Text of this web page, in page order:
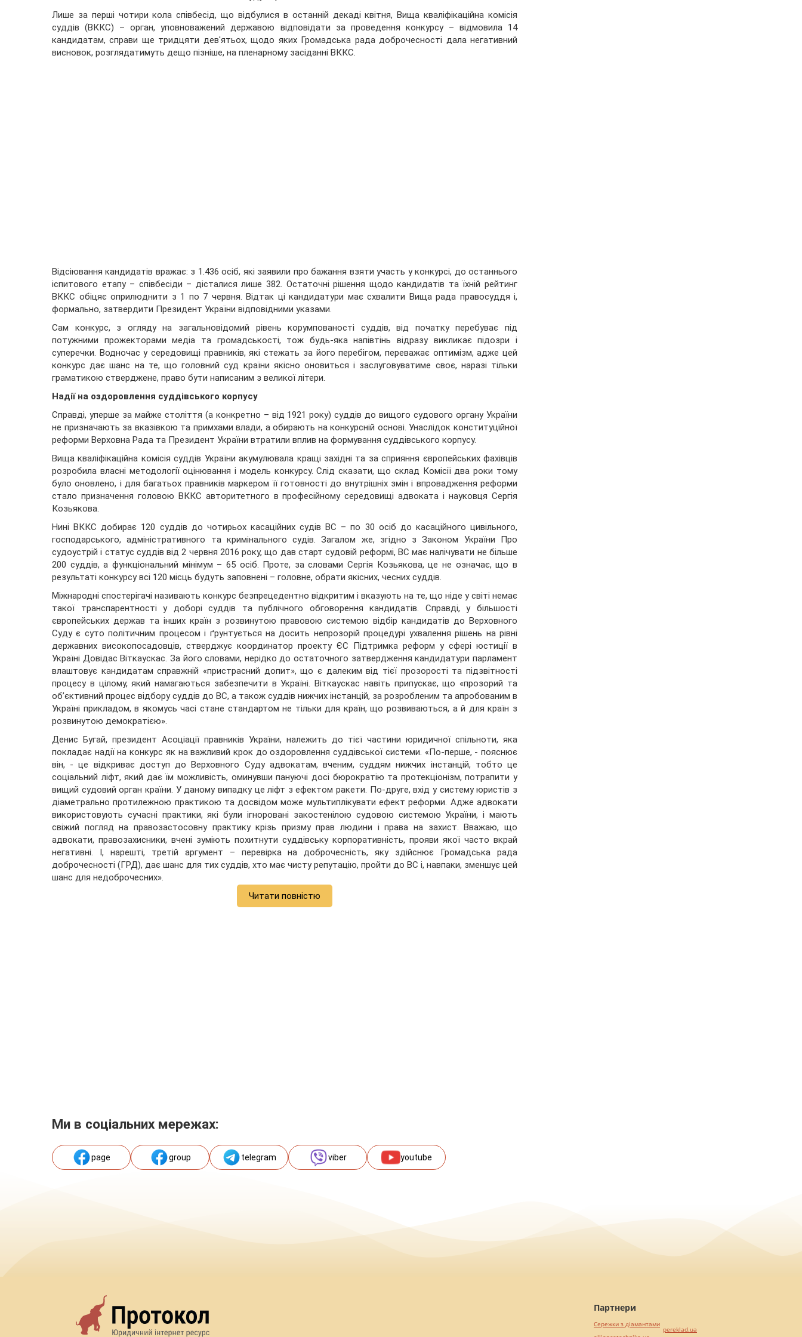
Лише за перші чотири кола співбесід, що відбулися в останній декаді квітня, Вища кваліфікаційна комісія
суддів (ВККС) – орган, уповноважений державою відповідати за проведення конкурсу – відмовила 14
кандидатам, справи ще тридцяти дев'ятьох, щодо яких Громадська рада доброчесності дала негативний
висновок, розглядатимуть дещо пізніше, на пленарному засіданні ВККС.
Відсіювання кандидатів вражає: з 1.436 осіб, які заявили про бажання взяти участь у конкурсі, до останнього
іспитового етапу – співбесіди – дісталися лише 382. Остаточні рішення щодо кандидатів та їхній рейтинг
ВККС обіцяє оприлюднити з 1 по 7 червня. Відтак ці кандидатури має схвалити Вища рада правосуддя і,
формально, затвердити Президент України відповідними указами.
Сам конкурс, з огляду на загальновідомий рівень корумпованості суддів, від початку перебуває під
потужними прожекторами медіа та громадськості, тож будь-яка напівтінь відразу викликає підозри і
суперечки. Водночас у середовищі правників, які стежать за його перебігом, переважає оптимізм, адже цей
конкурс дає шанс на те, що головний суд країни якісно оновиться і заслуговуватиме своє, наразі тільки
граматикою стверджене, право бути написаним з великої літери.
Надії на оздоровлення суддівського корпусу
Справді, уперше за майже століття (а конкретно – від 1921 року) суддів до вищого судового органу України
не призначають за вказівкою та примхами влади, а обирають на конкурсній основі. Унаслідок конституційної
реформи Верховна Рада та Президент України втратили вплив на формування суддівського корпусу.
Вища кваліфікаційна комісія суддів України акумулювала кращі західні та за сприяння європейських фахівців
розробила власні методології оцінювання і модель конкурсу. Слід сказати, що склад Комісії два роки тому
було оновлено, і для багатьох правників маркером її готовності до внутрішніх змін і впровадження реформи
стало призначення головою ВККС авторитетного в професійному середовищі адвоката і науковця Сергія
Козьякова.
Нині ВККС добирає 120 суддів до чотирьох касаційних судів ВС – по 30 осіб до касаційного цивільного,
господарського, адміністративного та кримінального судів. Загалом же, згідно з Законом України Про
судоустрій і статус суддів від 2 червня 2016 року, що дав старт судовій реформі, ВС має налічувати не більше
200 суддів, а функціональний мінімум – 65 осіб. Проте, за словами Сергія Козьякова, це не означає, що в
результаті конкурсу всі 120 місць будуть заповнені – головне, обрати якісних, чесних суддів.
Міжнародні спостерігачі називають конкурс безпрецедентно відкритим і вказують на те, що ніде у світі немає
такої транспарентності у доборі суддів та публічного обговорення кандидатів. Справді, у більшості
європейських держав та інших країн з розвинутою правовою системою відбір кандидатів до Верховного
Суду є суто політичним процесом і ґрунтується на досить непрозорій процедурі ухвалення рішень на рівні
державних високопосадовців, стверджує координатор проекту ЄС Підтримка реформ у сфері юстиції в
Україні Довідас Віткаускас. За його словами, нерідко до остаточного затвердження кандидатури парламент
влаштовує кандидатам справжній «пристрасний допит», що є далеким від тієї прозорості та підзвітності
процесу в цілому, який намагаються забезпечити в Україні. Віткаускас навіть припускає, що «прозорий та
об’єктивний процес відбору суддів до ВС, а також суддів нижчих інстанцій, за розробленим та апробованим в
Україні прикладом, в якомусь часі стане стандартом не тільки для країн, що розвиваються, а й для країн з
розвинутою демократією».
Денис Бугай, президент Асоціації правників України, належить до тієї частини юридичної спільноти, яка
покладає надії на конкурс як на важливий крок до оздоровлення суддівської системи. «По-перше, - пояснює
він, - це відкриває доступ до Верховного Суду адвокатам, вченим, суддям нижчих інстанцій, тобто це
соціальний ліфт, який дає їм можливість, оминувши пануючі досі бюрократію та протекціонізм, потрапити у
вищий судовий орган країни. У даному випадку це ліфт з ефектом ракети. По-друге, вхід у систему юристів з
діаметрально протилежною практикою та досвідом може мультиплікувати ефект реформи. Адже адвокати
використовують сучасні практики, які були ігноровані закостенілою судовою системою України, і мають
свіжий погляд на правозастосовну практику крізь призму прав людини і права на захист. Вважаю, що
адвокати, правозахисники, вчені зуміють похитнути суддівську корпоративність, прояви якої часто вкрай
негативні. І, нарешті, третій аргумент – перевірка на доброчесність, яку здійснює Громадська рада
доброчесності (ГРД), дає шанс для тих суддів, хто має чисту репутацію, пройти до ВС і, навпаки, зменшує цей
шанс для недоброчесних».
Читати повністю
Ми в соціальних мережах:
page group telegram viber youtube
Партнери
Сережки з діамантами
pereklad.ua